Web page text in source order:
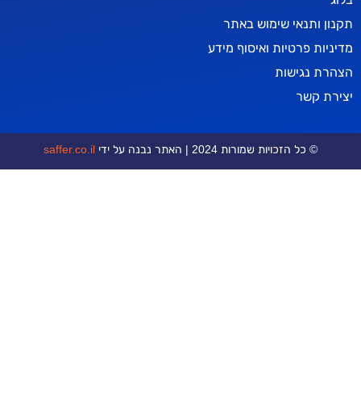
שימוש באתר
ואיסוף מידע
שמורות 2024 | האתר נבנה על ידי saffer.co.il